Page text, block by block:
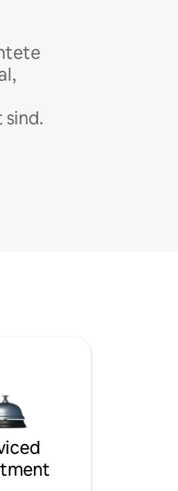
sind.